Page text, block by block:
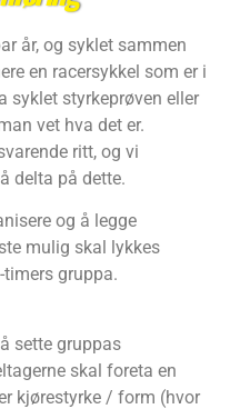
år, og syklet sammen
en racersykkel som er i
syklet styrkeprøven eller
vet hva det er.
ritt, og vi
delta på dette.
og å legge
mulig skal lykkes
gruppa.
sette gruppas
skal foreta en
kjørestyrke / form (hvor